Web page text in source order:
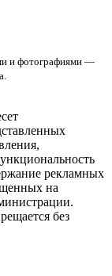
и фотографиями —
рекламных
на
без